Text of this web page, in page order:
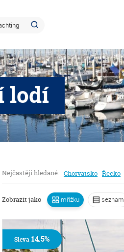
lodí
Nejčastěji hledané: Chorvatsko Řecko
Zobrazit jako mřížku seznam
Sleva 14.5%